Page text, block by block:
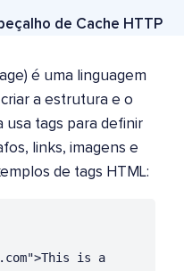
de Cache HTTP
é uma linguagem
a estrutura e o
usa tags para definir
links, imagens e
de tags HTML:
is a